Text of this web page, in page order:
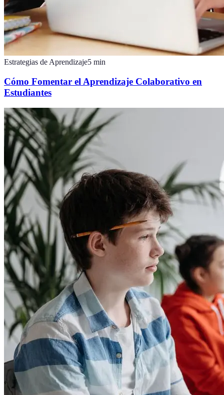
Estrategias de Aprendizaje5 min
Cómo Fomentar el Aprendizaje Colaborativo en
Estudiantes